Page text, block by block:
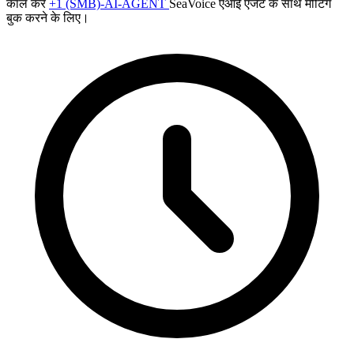
कॉल करें+1 (SMB)-AI-AGENT SeaVoice एआई एजेंट के साथ मीटिंग
बुक करने के लिए।